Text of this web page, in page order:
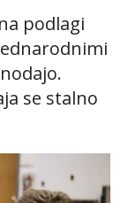
podlagi
se stalno